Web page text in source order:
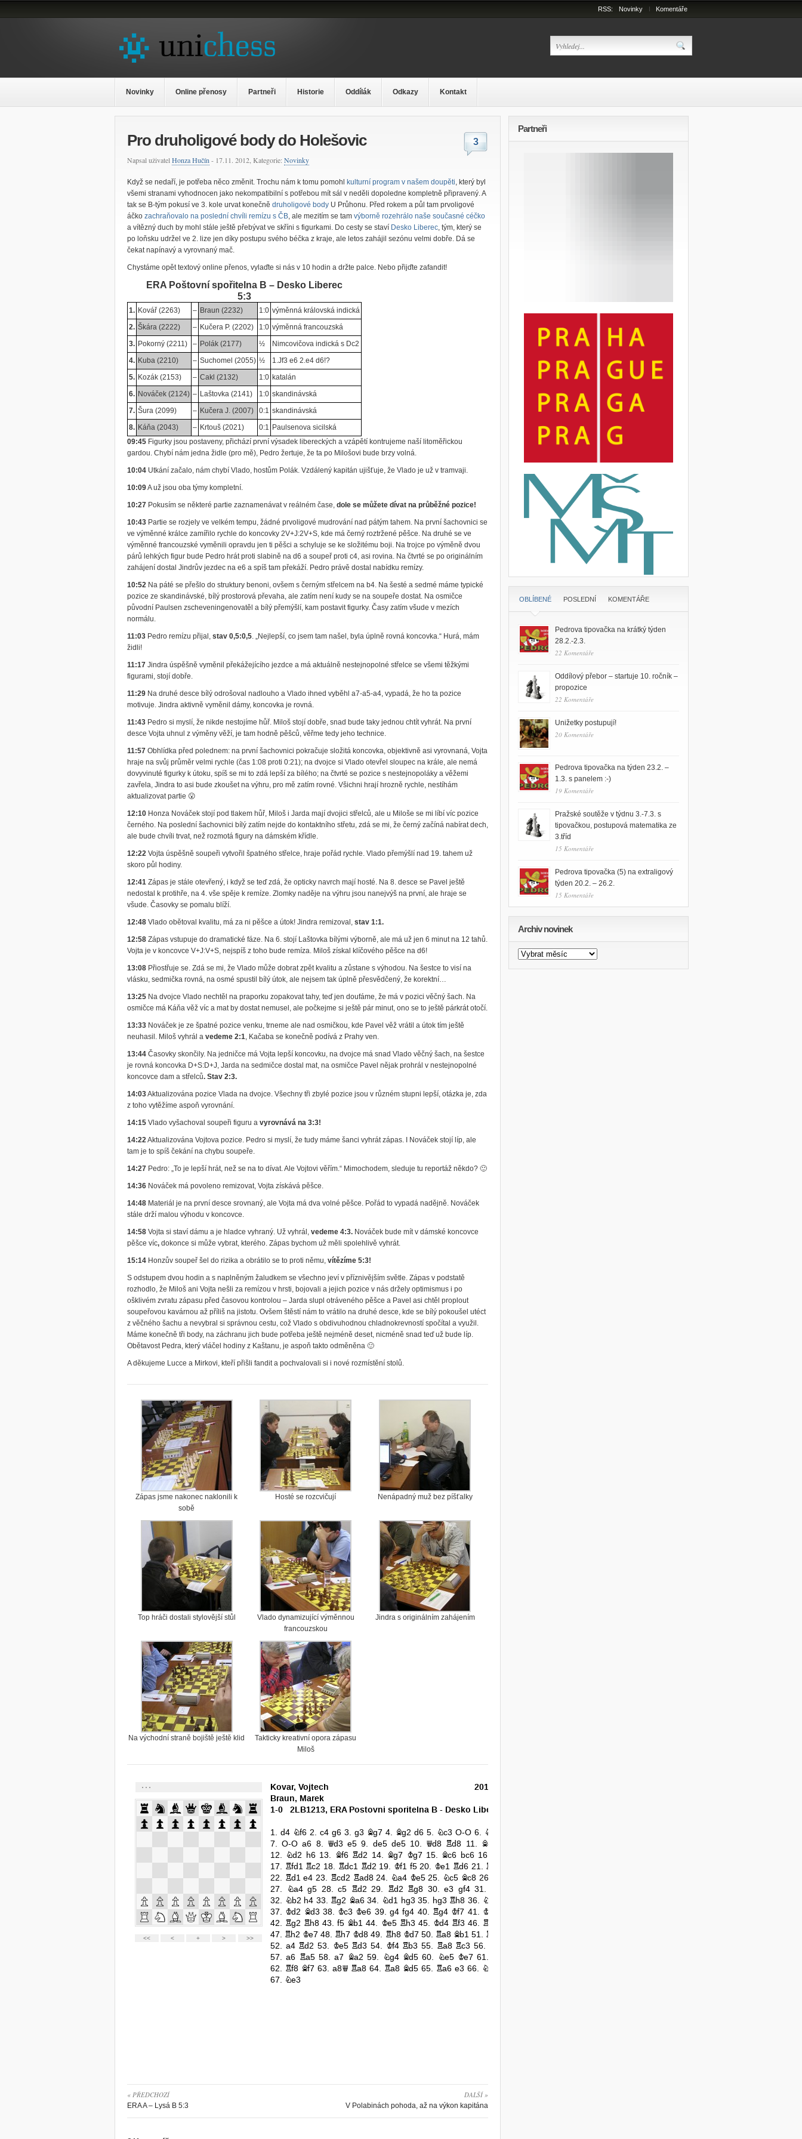
RSS: Novinky Komentáře
Novinky Online přenosy Partneři Historie Oddílák Odkazy Kontakt
Pro druholigové body do Holešovic
Napsal uživatel Honza Hučín - 17.11. 2012, Kategorie: Novinky
3
Když se nedaří, je potřeba něco změnit. Trochu nám k tomu pomohl kulturní program v našem doupěti, který byl
všemi stranami vyhodnocen jako nekompatibilní s potřebou mít sál v neděli dopoledne kompletně připravený. A
tak se B-tým pokusí ve 3. kole urvat konečně druholigové body U Průhonu. Před rokem a půl tam prvoligové
áčko zachraňovalo na poslední chvíli remízu s ČB, ale mezitím se tam výborně rozehrálo naše současné céčko
a vítězný duch by mohl stále ještě přebývat ve skříni s figurkami. Do cesty se staví Desko Liberec, tým, který se
po loňsku udržel ve 2. lize jen díky postupu svého béčka z kraje, ale letos zahájil sezónu velmi dobře. Dá se
čekat napínavý a vyrovnaný mač.
Chystáme opět textový online přenos, vylaďte si nás v 10 hodin a držte palce. Nebo přijďte zafandit!
ERA Poštovní spořitelna B – Desko Liberec
5:3
1. Kovář (2263) – Braun (2232) 1:0 výměnná královská indická
2. Škára (2222) – Kučera P. (2202) 1:0 výměnná francouzská
3. Pokorný (2211) – Polák (2177) ½
Nimcovičova indická s Dc2
4. Kuba (2210) – Suchomel (2055) ½
1.Jf3 e6 2.e4 d6!?
5. Kozák (2153) – Cakl (2132) 1:0 katalán
6. Nováček (2124) – Laštovka (2141) 1:0 skandinávská
7. Šura (2099) – Kučera J. (2007) 0:1 skandinávská
8. Káňa (2043) – Krtouš (2021) 0:1 Paulsenova sicilská
09:45 Figurky jsou postaveny, přichází první výsadek libereckých a vzápětí kontrujeme naší litoměřickou
gardou. Chybí nám jedna židle (pro mě), Pedro žertuje, že ta po Milošovi bude brzy volná.
10:04 Utkání začalo, nám chybí Vlado, hostům Polák. Vzdálený kapitán ujišťuje, že Vlado je už v tramvaji.
10:09A už jsou oba týmy kompletní.
10:27 Pokusím se některé partie zaznamenávat v reálném čase, dole se můžete dívat na průběžné pozice!
10:43 Partie se rozjely ve velkém tempu, žádné prvoligové mudrování nad pátým tahem. Na první šachovnici se
ve výměnné králce zamířilo rychle do koncovky 2V+J:2V+S, kde má černý roztržené pěšce. Na druhé se ve
výměnné francouzské vyměnili opravdu jen ti pěšci a schyluje se ke složitému boji. Na trojce po výměně dvou
párů lehkých figur bude Pedro hrát proti slabině na d6 a soupeř proti c4, asi rovina. Na čtvrté se po originálním
zahájení dostal Jindrův jezdec na e6 a spíš tam překáží. Pedro právě dostal nabídku remízy.
10:52 Na páté se přešlo do struktury benoni, ovšem s černým střelcem na b4. Na šesté a sedmé máme typické
pozice ze skandinávské, bílý prostorová převaha, ale zatím není kudy se na soupeře dostat. Na osmičce
původní Paulsen zscheveningenovatěl a bílý přemýšlí, kam postavit figurky. Časy zatím všude v mezích
normálu.
11:03 Pedro remízu přijal, stav 0,5:0,5. „Nejlepší, co jsem tam našel, byla úplně rovná koncovka.“ Hurá, mám
židli!
11:17 Jindra úspěšně vyměnil překážejícího jezdce a má aktuálně nestejnopolné střelce se všemi těžkými
figurami, stojí dobře.
11:29 Na druhé desce bílý odrošoval nadlouho a Vlado ihned vyběhl a7-a5-a4, vypadá, že ho ta pozice
motivuje. Jindra aktivně vyměnil dámy, koncovka je rovná.
11:43 Pedro si myslí, že nikde nestojíme hůř. Miloš stojí dobře, snad bude taky jednou chtít vyhrát. Na první
desce Vojta uhnul z výměny věží, je tam hodně pěšců, věřme tedy jeho technice.
11:57 Obhlídka před polednem: na první šachovnici pokračuje složitá koncovka, objektivně asi vyrovnaná, Vojta
hraje na svůj průměr velmi rychle (čas 1:08 proti 0:21); na dvojce si Vlado otevřel sloupec na krále, ale nemá
dovyvinuté figurky k útoku, spíš se mi to zdá lepší za bílého; na čtvrté se pozice s nestejnopoláky a věžemi
zavřela, Jindra to asi bude zkoušet na výhru, pro mě zatím rovné. Všichni hrají hrozně rychle, nestíhám
aktualizovat partie 😮
12:10 Honza Nováček stojí pod tlakem hůř, Miloš i Jarda mají dvojici střelců, ale u Miloše se mi líbí víc pozice
černého. Na poslední šachovnici bílý zatím nejde do kontaktního střetu, zdá se mi, že černý začíná nabírat dech,
ale bude chvíli trvat, než rozmotá figury na dámském křídle.
12:22 Vojta úspěšně soupeři vytvořil špatného střelce, hraje pořád rychle. Vlado přemýšlí nad 19. tahem už
skoro půl hodiny.
12:41 Zápas je stále otevřený, i když se teď zdá, že opticky navrch mají hosté. Na 8. desce se Pavel ještě
nedostal k protihře, na 4. vše spěje k remíze. Zlomky naděje na výhru jsou nanejvýš na první, ale hraje se
všude. Časovky se pomalu blíží.
12:48 Vlado obětoval kvalitu, má za ni pěšce a útok! Jindra remizoval, stav 1:1.
12:58 Zápas vstupuje do dramatické fáze. Na 6. stojí Laštovka bílými výborně, ale má už jen 6 minut na 12 tahů.
Vojta je v koncovce V+J:V+S, nejspíš z toho bude remíza. Miloš získal klíčového pěšce na d6!
13:08 Přiostřuje se. Zdá se mi, že Vlado může dobrat zpět kvalitu a zůstane s výhodou. Na šestce to visí na
vlásku, sedmička rovná, na osmé spustil bílý útok, ale nejsem tak úplně přesvědčený, že korektní…
13:25 Na dvojce Vlado nechtěl na praporku zopakovat tahy, teď jen doufáme, že má v pozici věčný šach. Na
osmičce má Káňa věž víc a mat by dostat nemusel, ale počkejme si ještě pár minut, ono se to ještě párkrát otočí.
13:33 Nováček je ze špatné pozice venku, trneme ale nad osmičkou, kde Pavel věž vrátil a útok tím ještě
neuhasil. Miloš vyhrál a vedeme 2:1, Kačaba se konečně podívá z Prahy ven.
13:44 Časovky skončily. Na jedničce má Vojta lepší koncovku, na dvojce má snad Vlado věčný šach, na šestce
je rovná koncovka D+S:D+J, Jarda na sedmičce dostal mat, na osmičce Pavel nějak prohrál v nestejnopolné
koncovce dam a střelců. Stav 2:3.
14:03Aktualizována pozice Vlada na dvojce. Všechny tři zbylé pozice jsou v různém stupni lepší, otázka je, zda
z toho vytěžíme aspoň vyrovnání.
14:15 Vlado vyšachoval soupeři figuru a vyrovnává na 3:3!
14:22Aktualizována Vojtova pozice. Pedro si myslí, že tudy máme šanci vyhrát zápas. I Nováček stojí líp, ale
tam je to spíš čekání na chybu soupeře.
14:27 Pedro: „To je lepší hrát, než se na to dívat. Ale Vojtovi věřím.“ Mimochodem, sleduje tu reportáž někdo? 🙂
14:36 Nováček má povoleno remizovat, Vojta získává pěšce.
14:48 Materiál je na první desce srovnaný, ale Vojta má dva volné pěšce. Pořád to vypadá nadějně. Nováček
stále drží malou výhodu v koncovce.
14:58 Vojta si staví dámu a je hladce vyhraný. Už vyhrál, vedeme 4:3. Nováček bude mít v dámské koncovce
pěšce víc, dokonce si může vybrat, kterého. Zápas bychom už měli spolehlivě vyhrát.
15:14 Honzův soupeř šel do rizika a obrátilo se to proti němu, vítězíme 5:3!
S odstupem dvou hodin a s naplněným žaludkem se všechno jeví v příznivějším světle. Zápas v podstatě
rozhodlo, že Miloš ani Vojta nešli za remízou v hrsti, bojovali a jejich pozice v nás držely optimismus i po
ošklivém zvratu zápasu před časovou kontrolou – Jarda slupl otráveného pěšce a Pavel asi chtěl proplout
soupeřovou kavárnou až příliš na jistotu. Ovšem štěstí nám to vrátilo na druhé desce, kde se bílý pokoušel utéct
z věčného šachu a nevybral si správnou cestu, což Vlado s obdivuhodnou chladnokrevností spočítal a využil.
Máme konečně tři body, na záchranu jich bude potřeba ještě nejméně deset, nicméně snad teď už bude líp.
Obětavost Pedra, který vláčel hodiny z Kaštanu, je aspoň takto odměněna 🙂
A děkujeme Lucce a Mirkovi, kteří přišli fandit a pochvalovali si i nové rozmístění stolů.
Zápas jsme nakonec naklonili k
sobě
Hosté se rozcvičují Nenápadný muž bez píšťalky
Top hráči dostali stylovější stůl
Vlado dynamizující výměnnou
francouzskou
Jindra s originálním zahájením
Na východní straně bojiště ještě klid
Takticky kreativní opora zápasu
Miloš
« PŘEDCHOZÍ
ERA A – Lysá B 5:3
DALŠÍ »
V Polabinách pohoda, až na výkon kapitána
Partneři
OBLÍBENÉ POSLEDNÍ KOMENTÁŘE
Pedrova tipovačka na krátký týden
28.2.-2.3.
22 Komentáře
Oddílový přebor – startuje 10. ročník –
propozice
22 Komentáře
Unižetky postupují!
20 Komentáře
Pedrova tipovačka na týden 23.2. –
1.3. s panelem :-)
19 Komentáře
Pražské soutěže v týdnu 3.-7.3. s
tipovačkou, postupová matematika ze
3.tříd
15 Komentáře
Pedrova tipovačka (5) na extraligový
týden 20.2. – 26.2.
15 Komentáře
Archiv novinek
Archiv